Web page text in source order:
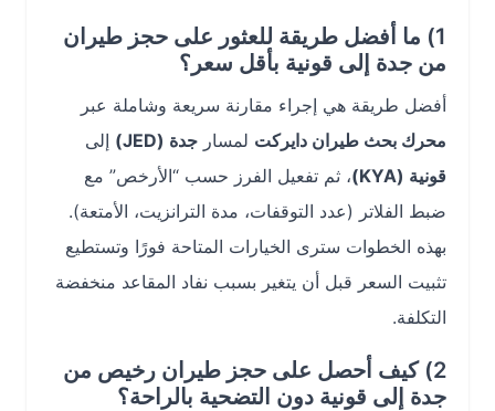
1) ما أفضل طريقة للعثور على حجز طيران
من جدة إلى قونية بأقل سعر؟
أفضل طريقة هي إجراء مقارنة سريعة وشاملة عبر
محرك بحث طيران دايركتلمسارجدة (JED)
إلى
قونية (KYA)
، ثم تفعيل الفرز حسب “الأرخص” مع
ضبط الفلاتر (عدد التوقفات، مدة الترانزيت، الأمتعة).
بهذه الخطوات سترى الخيارات المتاحة فورًا وتستطيع
تثبيت السعر قبل أن يتغير بسبب نفاد المقاعد منخفضة
التكلفة.
2) كيف أحصل على حجز طيران رخيص من
جدة إلى قونية دون التضحية بالراحة؟